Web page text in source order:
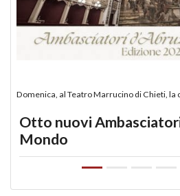
Domenica, al Teatro Marrucino di Chieti,
Otto nuovi
Mondo